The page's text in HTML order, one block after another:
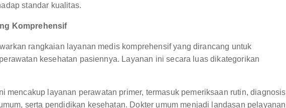
standar kualitas.
Komprehensif
rangkaian layanan medis komprehensif yang dirancang untuk
kesehatan pasiennya. Layanan ini secara luas dikategorikan
mencakup layanan perawatan primer, termasuk pemeriksaan rutin, diagnosis
serta pendidikan kesehatan. Dokter umum menjadi landasan pelayanan